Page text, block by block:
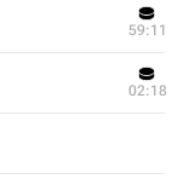
59:11
02:18